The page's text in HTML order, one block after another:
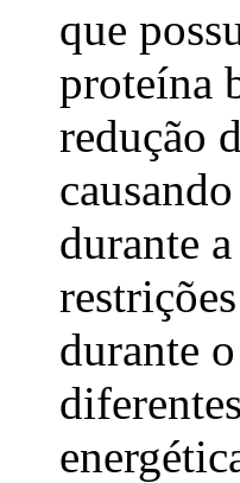
que
proteína
redução
durante
durante